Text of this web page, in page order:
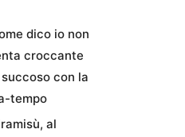
dico io non
croccante
con la
tempo
al